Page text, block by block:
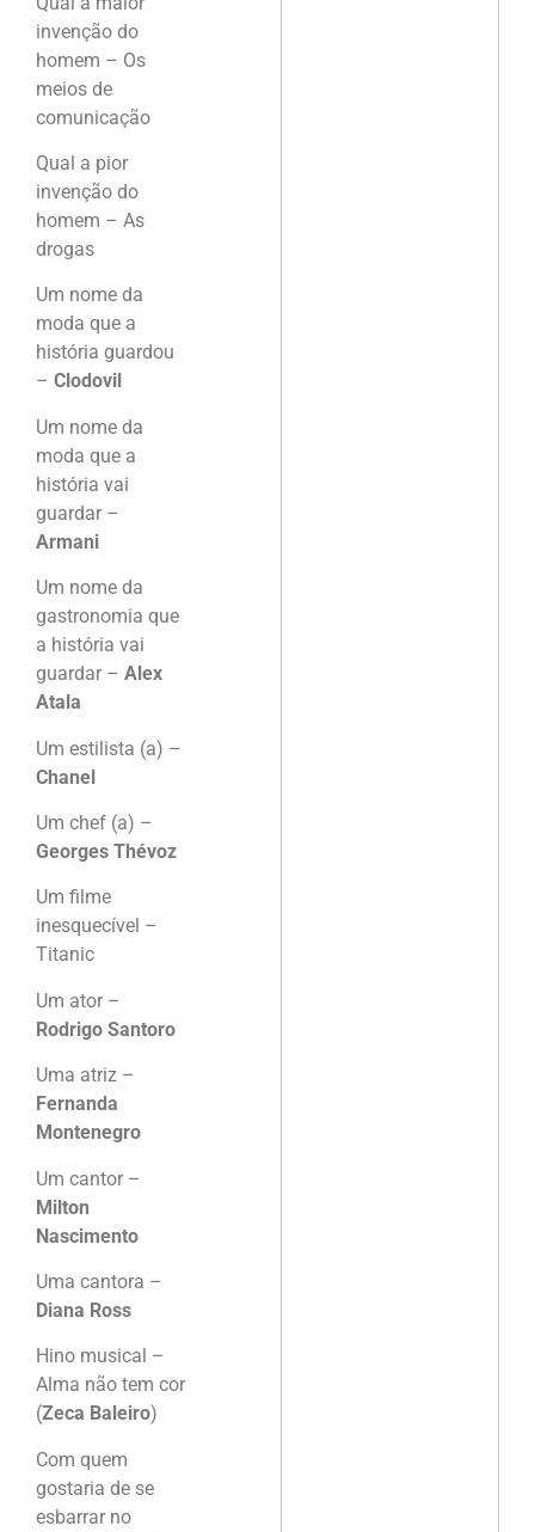
invenção do
homem – Os
meios de
comunicação
Qual a pior
invenção do
homem – As
drogas
Um nome da
moda que a
história guardou
– Clodovil
Um nome da
moda que a
história vai
guardar –
Armani
Um nome da
gastronomia que
a história vai
guardar – Alex
Atala
Um estilista (a) –
Chanel
Um chef (a) –
Georges Thévoz
Um filme
inesquecível –
Titanic
Um ator –
Rodrigo Santoro
Uma atriz –
Fernanda
Montenegro
Um cantor –
Milton
Nascimento
Uma cantora –
Diana Ross
Hino musical –
Alma não tem cor
(Zeca Baleiro)
Com quem
gostaria de se
esbarrar no